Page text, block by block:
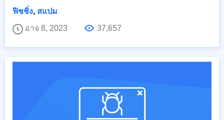
ฟิชชิ่ง, สแปม
อาจ 8, 2023
37,657